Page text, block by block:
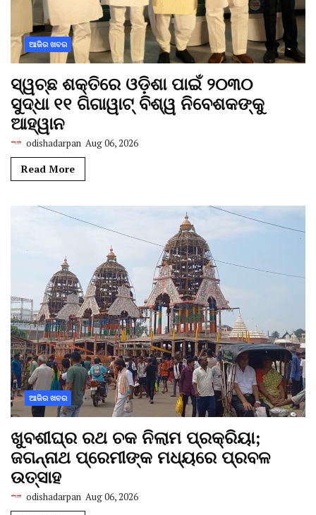
ଆଜିର ଖବର
ସ୍ୱଚ୍ଛ ଶକ୍ତିରେ ଓଡ଼ିଶା ପାଇଁ ୨୦୩୦
ସୁଦ୍ଧା ୧୧ ଗିଗାୱାଟ୍ ବିଶ୍ୱ ନିବେଶକଙ୍କୁ
ଆହ୍ୱାନ
odishadarpan Aug 06, 2026
Read More
ଆଜିର ଖବର
ଖୁବଶୀଘ୍ର ରଥ ଚକ ନିଲାମ ପ୍ରକ୍ରିୟା;
ଜଗନ୍ନାଥ ପ୍ରେମୀଙ୍କ ମଧ୍ୟରେ ପ୍ରବଳ
ଉତ୍ସାହ
odishadarpan Aug 06, 2026